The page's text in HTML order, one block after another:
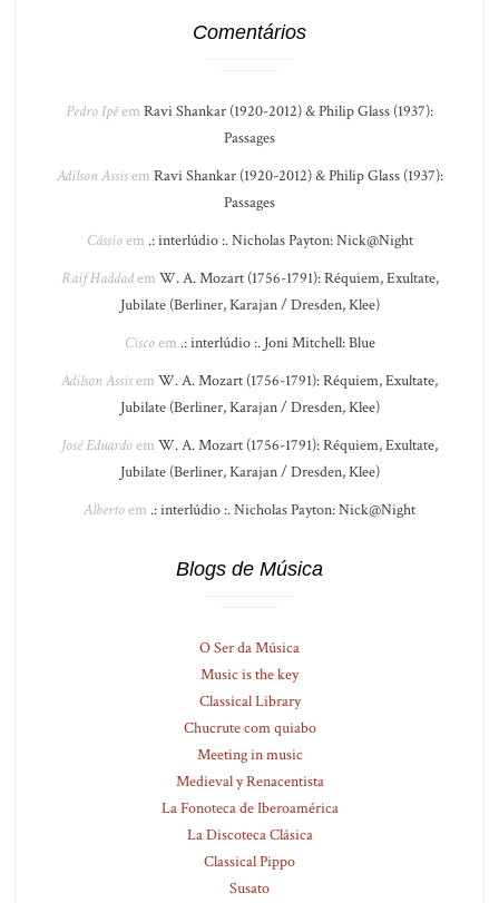
Comentários
Pedro Ipêem Ravi Shankar (1920-2012) & Philip Glass (1937):
Passages
Adilson Assisem Ravi Shankar (1920-2012) & Philip Glass (1937):
Passages
Cássioem .: interlúdio :. Nicholas Payton: Nick@Night
Raif Haddadem W. A. Mozart (1756-1791): Réquiem, Exultate,
Jubilate (Berliner, Karajan / Dresden, Klee)
Ciscoem .: interlúdio :. Joni Mitchell: Blue
Adilson Assisem W. A. Mozart (1756-1791): Réquiem, Exultate,
Jubilate (Berliner, Karajan / Dresden, Klee)
José Eduardoem W. A. Mozart (1756-1791): Réquiem, Exultate,
Jubilate (Berliner, Karajan / Dresden, Klee)
Albertoem .: interlúdio :. Nicholas Payton: Nick@Night
Blogs de Música
O Ser da Música
Music is the key
Classical Library
Chucrute com quiabo
Meeting in music
Medieval y Renacentista
La Fonoteca de Iberoamérica
La Discoteca Clásica
Classical Pippo
Susato